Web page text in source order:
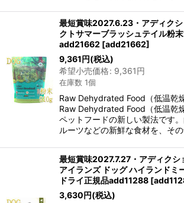
最短賞味2027.6.23・アディクシ
クトサマーブラッシュテイル粉
add21662 [add21662]
9,361円(税込)
希望小売価格: 9,361円
在庫数 1個
Raw Dehydrated Food（低温乾
Raw Dehydrated Food（低温乾
ペットフードの新しい製法です
ルーツなどの新鮮な食材を、そ
最短賞味2027.7.27・アディクシ
アイランズ ドッグ ハイランド
ドライ正規品add11288 [
3,630円(税込)